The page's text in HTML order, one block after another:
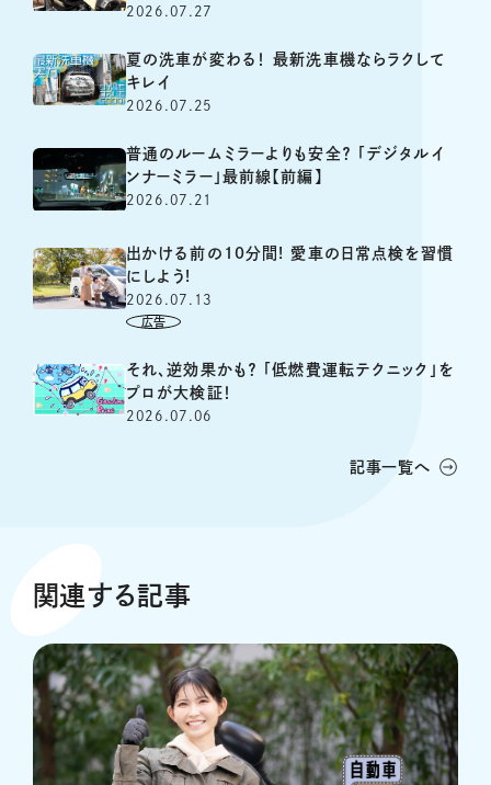
2026.07.27
夏の洗車が変わる！ 最新洗車機ならラクして
キレイ
2026.07.25
普通のルームミラーよりも安全？ 「デジタルイ
ンナーミラー」最前線【前編】
2026.07.21
出かける前の10分間! 愛車の日常点検を習慣
にしよう!
2026.07.13
それ、逆効果かも？ 「低燃費運転テクニック」を
プロが大検証！
2026.07.06
記事一覧へ
関連する記事